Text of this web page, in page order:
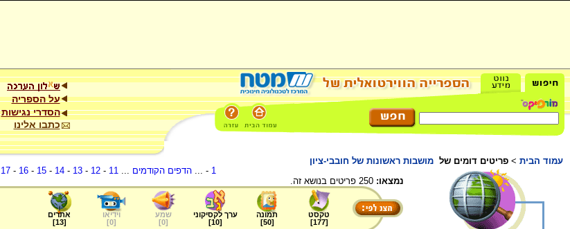
על הספריה
הסדרי נגישות
כתבו אלינו
עמוד הבית > פריטים דומים של מושבות ראשונות של חובבי-ציון
1
- ...הדפים הקודמים ...
11
-
12
-
13
-
14
-
15
-
16
-
17
נמצאו:
טקסט
[
177
]
תמונה
[
50
]
ערך לקסיקוני
[
10
]
שמע
[
0
]
וידיאו
[
0
]
אתרים
[
13
]